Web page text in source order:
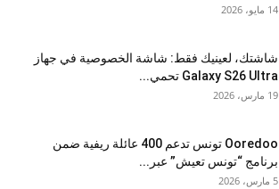
14 مايو، 2026
شاشتك، لعينيك فقط: شاشة الخصوصية في جهاز
Galaxy S26 Ultra تحمي...
19 مارس، 2026
Ooredoo تونس تدعم 400 عائلة ريفية ضمن
برنامج “تونس تعيش” عبر...
5 مارس، 2026